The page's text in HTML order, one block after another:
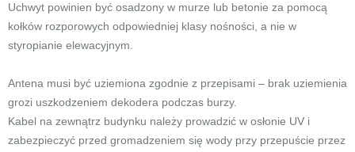
Uchwyt powinien być osadzony w murze lub betonie za pomocą
kołków rozporowych odpowiedniej klasy nośności, a nie w
styropianie elewacyjnym.
Antena musi być uziemiona zgodnie z przepisami – brak uziemienia
grozi uszkodzeniem dekodera podczas burzy.
Kabel na zewnątrz budynku należy prowadzić w osłonie UV i
zabezpieczyć przed gromadzeniem się wody przy przepuście przez